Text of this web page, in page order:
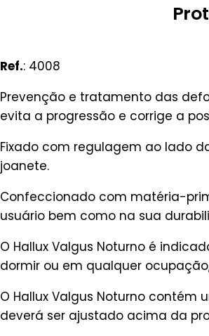
Ref.: 4008
Prevenção e tratamento das
evita a progressão e corrige a
Fixado com regulagem ao lado
joanete.
Confeccionado com matéria-
usuário bem como na sua
O Hallux Valgus Noturno é
dormir ou em qualquer
O Hallux Valgus Noturno
deverá ser ajustado acima da